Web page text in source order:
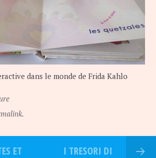
dans le monde de Frida Kahlo
ET
I TRESORI DI